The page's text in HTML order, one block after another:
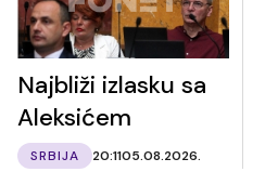
Najbliži izlasku sa
Aleksićem
SRBIJA 20:1105.08.2026.